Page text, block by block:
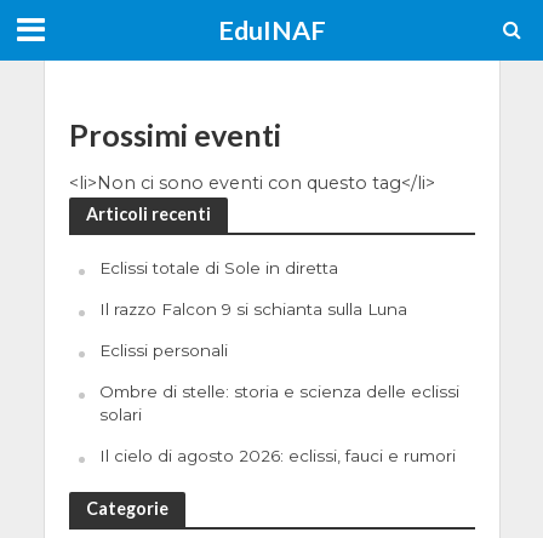
EduINAF
Prossimi eventi
<li>Non ci sono eventi con questo tag</li>
Articoli recenti
Eclissi totale di Sole in diretta
Il razzo Falcon 9 si schianta sulla Luna
Eclissi personali
Ombre di stelle: storia e scienza delle eclissi
solari
Il cielo di agosto 2026: eclissi, fauci e rumori
Categorie